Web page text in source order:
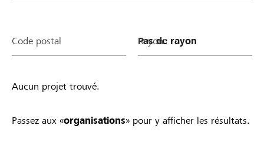
Code postal Rayon
Aucun projet trouvé.
Passez aux «organisations» pour y afficher les résultats.